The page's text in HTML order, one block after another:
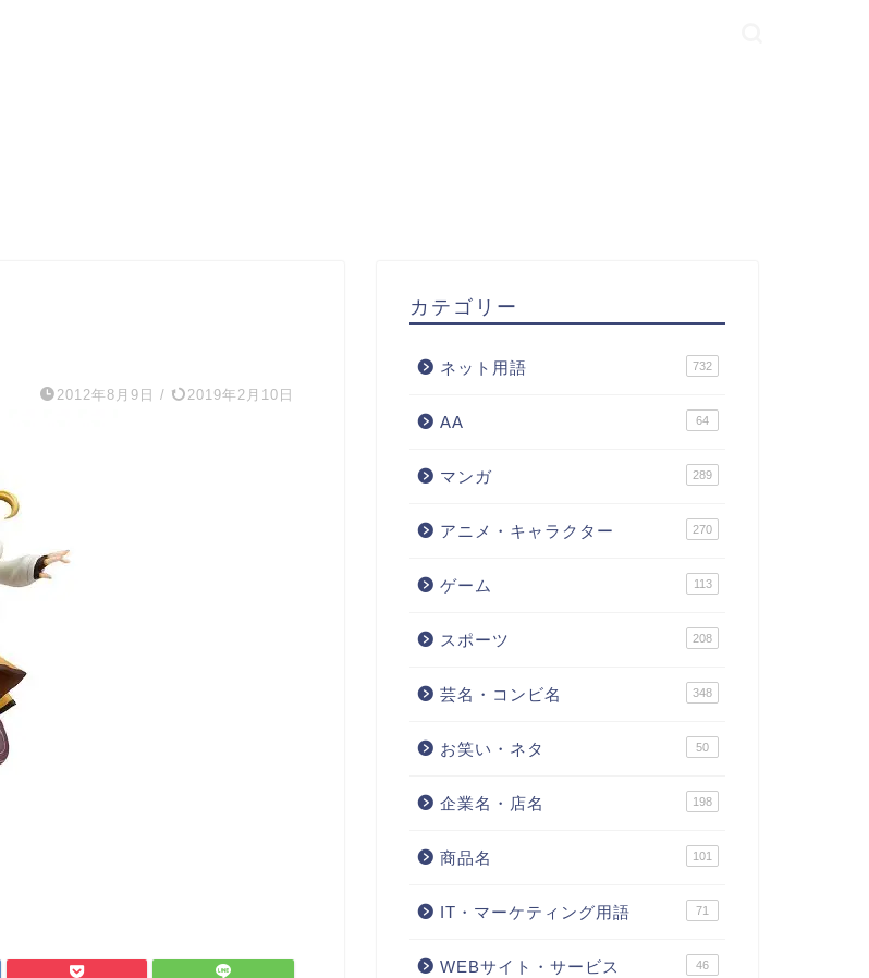
2012年8月9日 / 2019年2月10日
カテゴリー
ネット用語 732
AA 64
マンガ 289
アニメ・キャラクター 270
ゲーム 113
スポーツ 208
芸名・コンビ名 348
お笑い・ネタ 50
企業名・店名 198
商品名 101
IT・マーケティング用語 71
WEBサイト・サービス 46